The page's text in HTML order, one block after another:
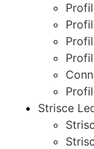
Strisce